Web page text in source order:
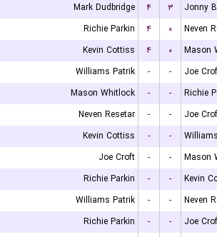
Mark Dudbridge
۴ ۳
Jonny
Richie Parkin
۴ ۰
Neven
Kevin Cottiss
۴ ۰
Mason
Williams Patrik
- -
Joe
Mason Whitlock
- -
Richie
Neven Resetar
- -
Joe
Kevin Cottiss
- -
Joe Croft
- -
Mason
Richie Parkin
- -
Kevin
Williams Patrik
- -
Neven
Richie Parkin
- -
Joe